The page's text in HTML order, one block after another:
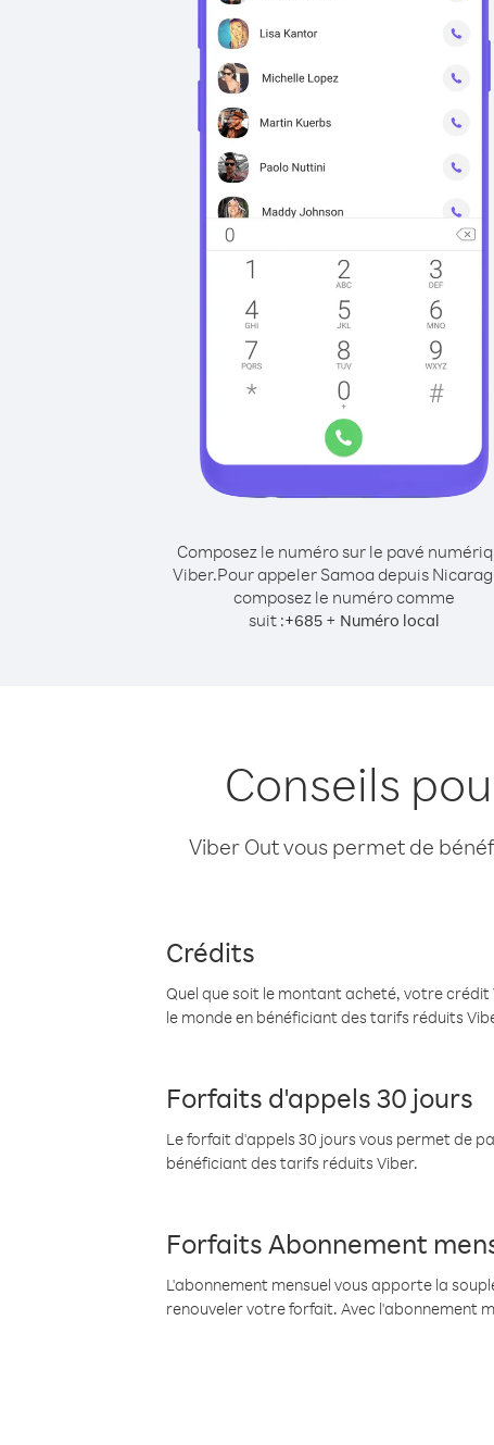
Composez le numéro sur le pavé
Viber.Pour appeler Samoa depuis
composez le numéro comme
suit :+685 + Numéro local
Conseils
Viber Out vous permet de
Crédits
Quel que soit le montant acheté, votre
le monde en bénéficiant des tarifs réduits
Forfaits d'appels 30 jours
Le forfait d'appels 30 jours vous permet de
bénéficiant des tarifs réduits Viber.
Forfaits Abonnement
L'abonnement mensuel vous apporte la
renouveler votre forfait. Avec l'abonnement